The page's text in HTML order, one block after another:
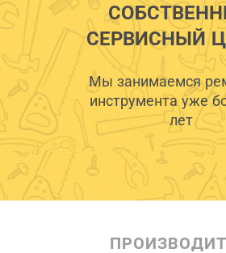
СЕРВИСНЫЙ
Мы занимаемся
инструмента уже
лет